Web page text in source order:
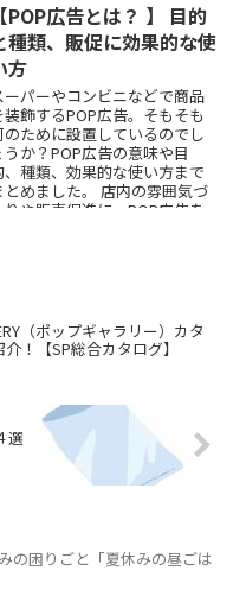
【POP広告とは？ 】 目的
種類、販促に効果的な使
方
ーパーやコンビニなどで商品
装飾するPOP広告。そもそも
のために設置しているのでし
うか？POP広告の意味や目
、種類、効果的な使い方まで
とめました。 店内の雰囲気づ
りや販売促進に、POP広告を
（ポップギャラリー）カタ
！【SP総合カタログ】
選
の困りごと「夏休みの昼ごは